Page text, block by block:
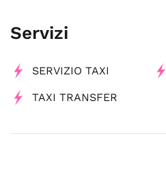
Servizi
SERVIZIO TAXI
TAXI TRANSFER